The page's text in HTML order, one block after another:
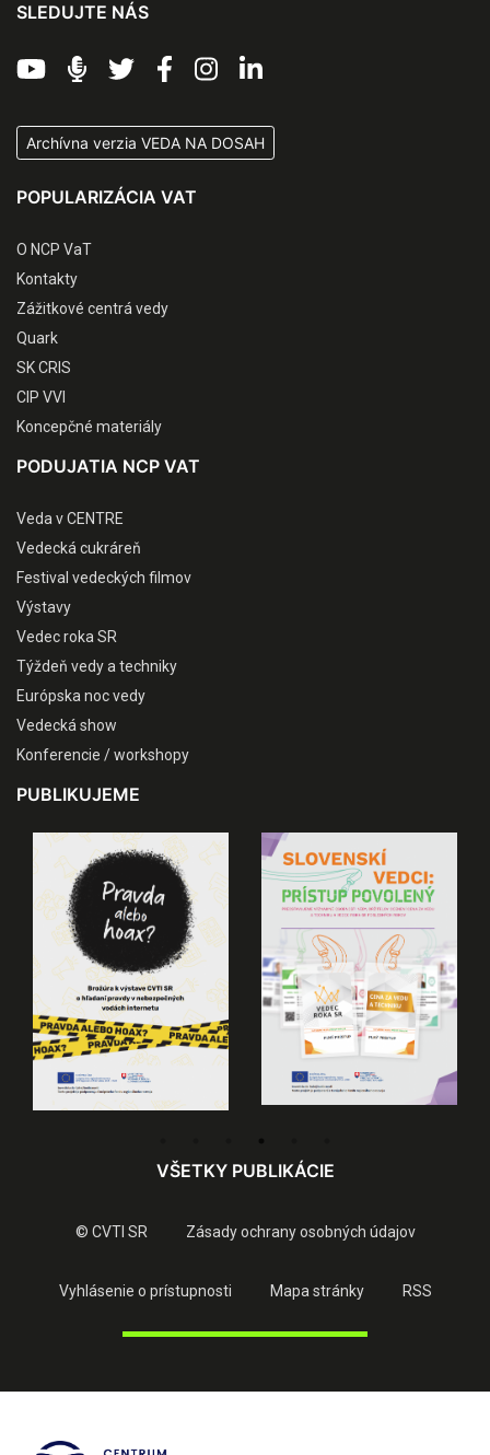
SLEDUJTE NÁS
Archívna verzia VEDA NA DOSAH
POPULARIZÁCIA VAT
O NCP VaT
Kontakty
Zážitkové centrá vedy
Quark
SK CRIS
CIP VVI
Koncepčné materiály
PODUJATIA NCP VAT
Veda v CENTRE
Vedecká cukráreň
Festival vedeckých filmov
Výstavy
Vedec roka SR
Týždeň vedy a techniky
Európska noc vedy
Vedecká show
Konferencie / workshopy
PUBLIKUJEME
VŠETKY PUBLIKÁCIE
© CVTI SR Zásady ochrany osobných údajov
Vyhlásenie o prístupnosti Mapa stránky RSS